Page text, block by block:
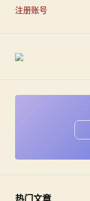
注册账号
热门文章